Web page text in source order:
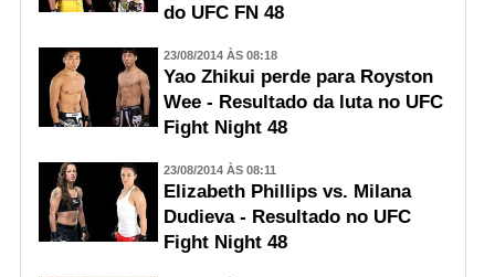
do UFC FN 48
23/08/2014 ÀS 08:18
Yao Zhikui perde para Royston
Wee - Resultado da luta no UFC
Fight Night 48
23/08/2014 ÀS 08:11
Elizabeth Phillips vs. Milana
Dudieva - Resultado no UFC
Fight Night 48